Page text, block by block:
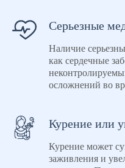
Серьезные
Наличие
как сердечные
осложнений во
Курение или
Курение может
заживления и